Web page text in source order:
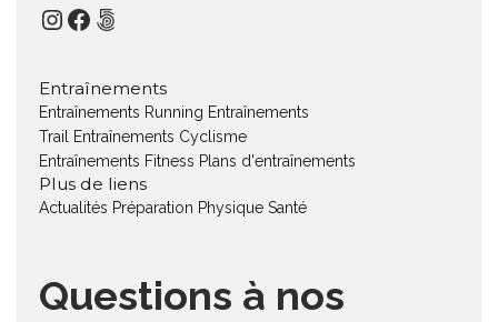
Instagram
Facebook
500px
Entraînements
Entraînements Running Entraînements
Trail
Entraînements Cyclisme
Entraînements Fitness Plans d'entraînements
Plus de liens
Actualités Préparation Physique Santé
Questions à nos